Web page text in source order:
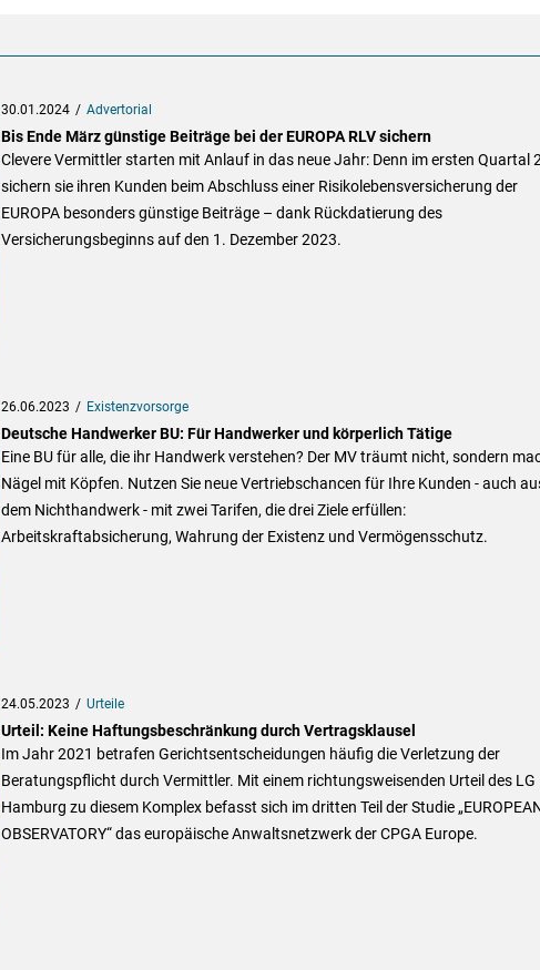
30.01.2024 Advertorial
Bis Ende März günstige Beiträge bei der EUROPA RLV sichern
Clevere Vermittler starten mit Anlauf in das neue Jahr: Denn im ersten Quartal
sichern sie ihren Kunden beim Abschluss einer Risikolebensversicherung der
EUROPA besonders günstige Beiträge – dank Rückdatierung des
Versicherungsbeginns auf den 1. Dezember 2023.
26.06.2023 Existenzvorsorge
Deutsche Handwerker BU: Für Handwerker und körperlich Tätige
Eine BU für alle, die ihr Handwerk verstehen? Der MV träumt nicht, sondern
Nägel mit Köpfen. Nutzen Sie neue Vertriebschancen für Ihre Kunden - auch
dem Nichthandwerk - mit zwei Tarifen, die drei Ziele erfüllen:
Arbeitskraftabsicherung, Wahrung der Existenz und Vermögensschutz.
24.05.2023 Urteile
Urteil: Keine Haftungsbeschränkung durch Vertragsklausel
Im Jahr 2021 betrafen Gerichtsentscheidungen häufig die Verletzung der
Beratungspflicht durch Vermittler. Mit einem richtungsweisenden Urteil des LG
Hamburg zu diesem Komplex befasst sich im dritten Teil der Studie
OBSERVATORY“ das europäische Anwaltsnetzwerk der CPGA Europe.